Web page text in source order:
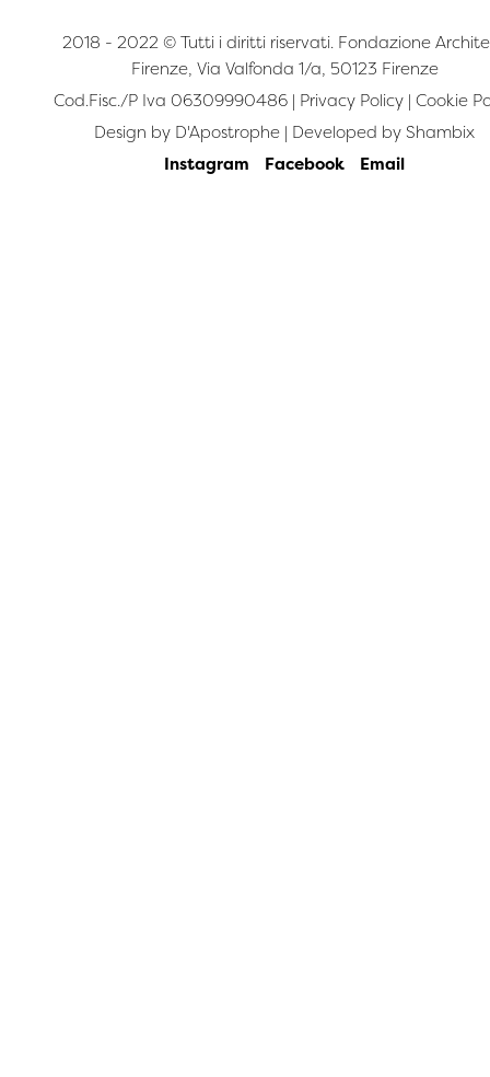
2018 - 2022 © Tutti i diritti riservati. Fondazione
Firenze, Via Valfonda 1/a, 50123 Firenze
Cod.Fisc./P Iva 06309990486 | Privacy Policy| Cookie
Design by D'Apostrophe | Developed by Shambix
Instagram
Facebook Email